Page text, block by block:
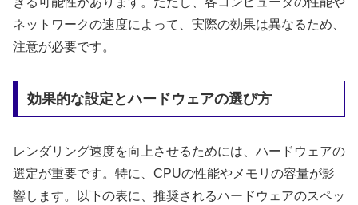
ネットワークの速度によって、実際の効果は異なるため、
注意が必要です。
効果的な設定とハードウェアの選び方
レンダリング速度を向上させるためには、ハードウェアの
選定が重要です。特に、CPUの性能やメモリの容量が影
響します。以下の表に、推奨されるハードウェアのスペッ